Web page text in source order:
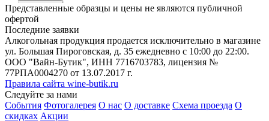
В корзину
Представленные образцы и цены не являются публичной
офертой
Последние заявки
Алкогольная продукция продается исключительно в магазине
ул. Большая Пироговская, д. 35 ежедневно с 10:00 до 22:00.
ООО "Вайн-Бутик", ИНН 7716703783, лицензия №
77РПА0004270 от 13.07.2017 г.
Правила сайта wine-butik.ru
Следуйте за нами
События Фотогалерея О нас О доставке Схема проезда О
скидках Акции